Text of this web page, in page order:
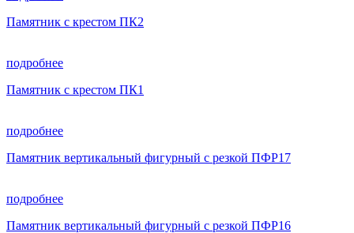
Памятник с крестом ПК2
подробнее
Памятник с крестом ПК1
подробнее
Памятник вертикальный фигурный с резкой ПФР17
подробнее
Памятник вертикальный фигурный с резкой ПФР16